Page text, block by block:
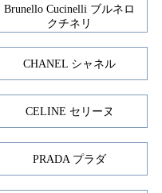
Brunello Cucinelli ブルネロ
クチネリ
CHANEL シャネル
CELINE セリーヌ
PRADA プラダ